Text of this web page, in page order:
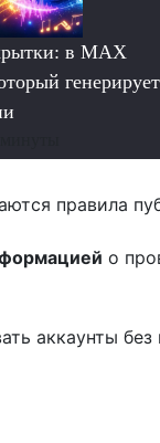
в MAX
генерирует
правила
о
аккаунты без